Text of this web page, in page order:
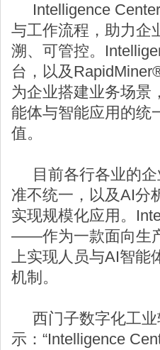
Intelligence Center
与工作流程，助力企
溯、可管控。
台，以及
为企业搭建业务场景
能体与智能应用的统
值。
目前各行各业的企
准不统一，以及AI分
实现规模化应用。
——作为一款面向生
上实现人员与AI智能
机制。
西门子数字化工业
示：“Intelligence